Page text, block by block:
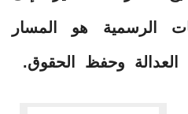
الرسمية هو المسار
العدالة وحفظ الحقوق.